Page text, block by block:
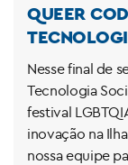
QUEER
Nesse final de
Tecnologia
festival
inovação na
nossa equipe